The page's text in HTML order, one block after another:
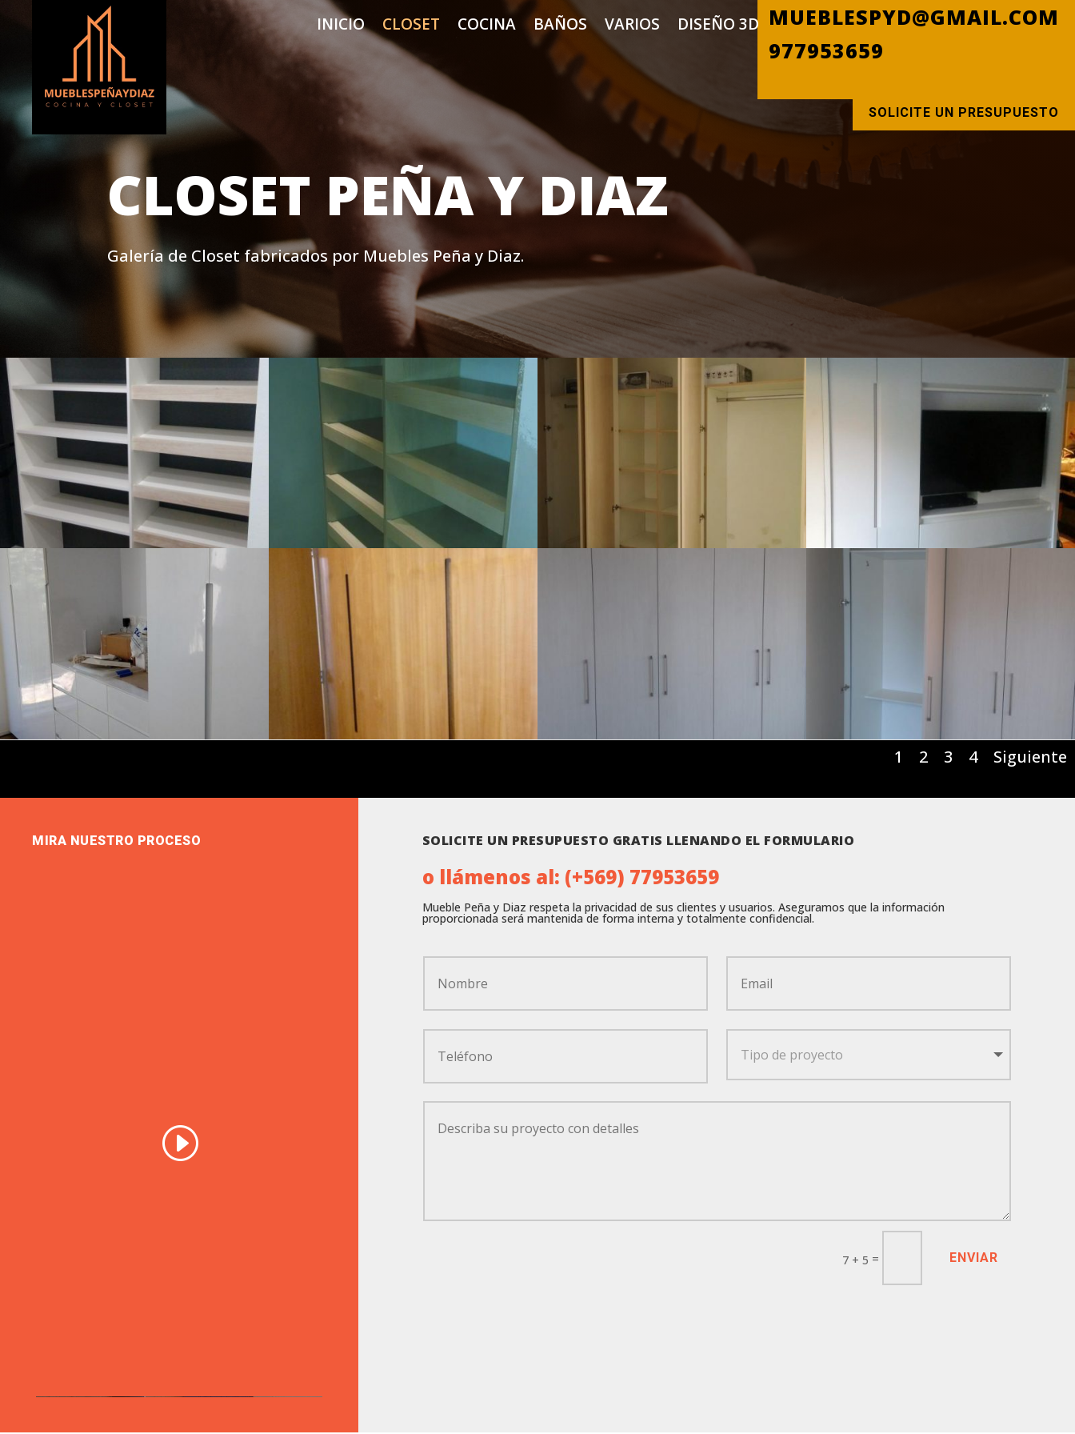
INICIO CLOSET COCINA BAÑOS VARIOS DISEÑO 3D MUEBLESPYD@GMAIL.COM
977953659
SOLICITE UN PRESUPUESTO
CLOSET PEÑA Y DIAZ
Galería de Closet fabricados por Muebles Peña y Diaz.
1 2 3 4 Siguiente
MIRA NUESTRO PROCESO SOLICITE UN PRESUPUESTO GRATIS LLENANDO EL FORMULARIO
o llámenos al: (+569) 77953659
Mueble Peña y Diaz respeta la privacidad de sus clientes y usuarios. Aseguramos que la información
proporcionada será mantenida de forma interna y totalmente confidencial.
7 + 5 = ENVIAR